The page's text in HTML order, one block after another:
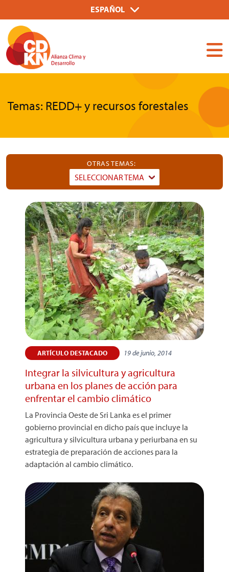
al
contenido
principal
your
language
ESPAÑOL
Dummy
Input
Temas: REDD+ y recursos forestales
OTRAS TEMAS:
SELECCIONAR TEMA
Dummy
Input
ARTÍCULO DESTACADO 19 de junio, 2014
Integrar la silvicultura y agricultura
urbana en los planes de acción para
enfrentar el cambio climático
La Provincia Oeste de Sri Lanka es el primer
gobierno provincial en dicho país que incluye la
agricultura y silvicultura urbana y periurbana en su
estrategia de preparación de acciones para la
adaptación al cambio climático.